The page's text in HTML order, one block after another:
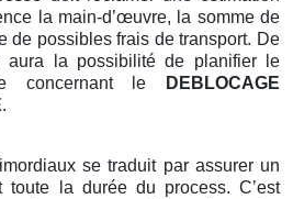
la main-d’œuvre, la somme de
de possibles frais de transport. De
aura la possibilité de planifier le
concernant le
DEBLOCAGE
.
se traduit par assurer un
toute la durée du process. C’est